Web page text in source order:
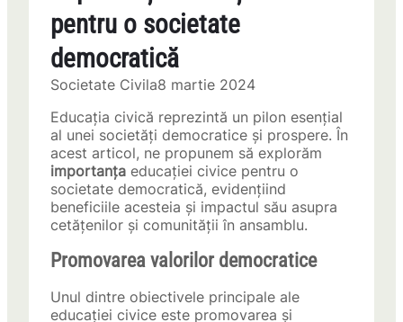
pentru o societate
democratică
Societate Civila8 martie 2024
Educația civică reprezintă un pilon esențial
al unei societăți democratice și prospere. În
acest articol, ne propunem să explorăm
importanța educației civice pentru o
societate democratică, evidențiind
beneficiile acesteia și impactul său asupra
cetățenilor și comunității în ansamblu.
Promovarea valorilor democratice
Unul dintre obiectivele principale ale
educației civice este promovarea și